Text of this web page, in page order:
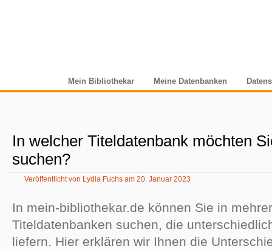
Mein Bibliothekar Meine Datenbanken
In welcher Titeldatenbank möchten
suchen?
Veröffentlicht von Lydia Fuchs am 20. Januar 2023
In mein-bibliothekar.de können Sie in
Titeldatenbanken suchen, die
liefern. Hier erklären wir Ihnen die